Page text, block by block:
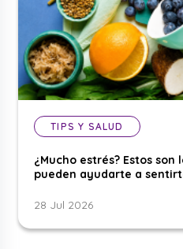
TIPS Y SALUD
¿Mucho estrés? Estos
pueden ayudarte a
28 Jul 2026